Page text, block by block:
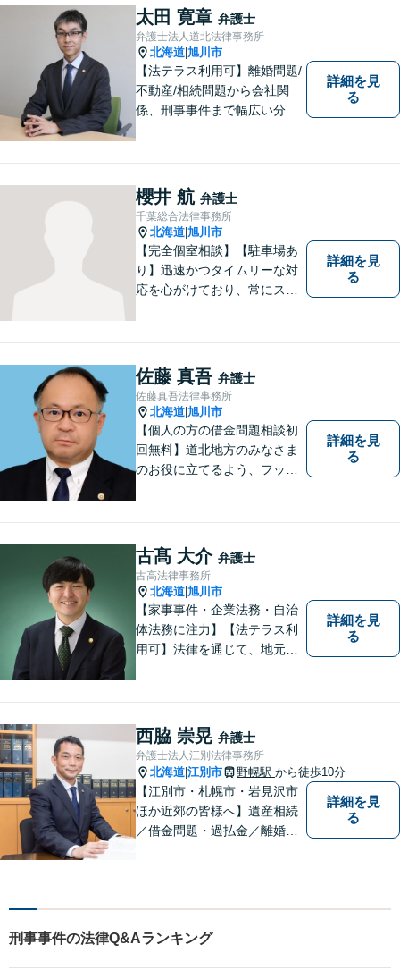
日祝もメール受付中です。お
困りごとがあれば、お気軽に
ご相談ください。【バリアフ
リー】
太田 寛章 弁護士
弁護士法人道北法律事務所
北海道 旭川市
【法テラス利用可】離婚問題/
不動産/相続問題から会社関
係、刑事事件まで幅広い分野
て、身近な相談相手となるこ
とを目指しております。お困
りの際は、お気軽にご相談く
ださい。
詳細を見
る
櫻井 航 弁護士
千葉総合法律事務所
北海道 旭川市
【完全個室相談】【駐車場あ
り】迅速かつタイムリーな対
応を心がけており、常にスム
依頼するほどではないかも」
と感じる方も、まずはお気軽
にご連絡いただければと思い
ます。
詳細を見
る
佐藤 真吾 弁護士
佐藤真吾法律事務所
北海道 旭川市
【個人の方の借金問題相談初
回無料】道北地方のみなさま
のお役に立てるよう、フット
詳細を見
る
古髙 大介 弁護士
古高法律事務所
北海道 旭川市
【家事事件・企業法務・自治
体法務に注力】【法テラス利
用可】法律を通じて、地元の
みでも気軽にご相談いただけ
る「信頼できる弁護士」を目
指しています。【夜間や休日
相談も対応可能】【旭川市の
総合法律事務所】
詳細を見
る
西脇 崇晃 弁護士
弁護士法人江別法律事務所
北海道 江別市 野幌駅 から徒歩10分
【江別市・札幌市・岩見沢市
ほか近郊の皆様へ】遺産相続
／借金問題・過払金／離婚／
気軽にお問い合わせ下さい。
詳細を見
る
刑事事件の法律Q&Aランキング